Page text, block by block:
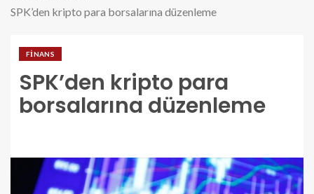
SPK’den kripto para borsalarına düzenleme
FINANS
SPK’den kripto para
borsalarına düzenleme